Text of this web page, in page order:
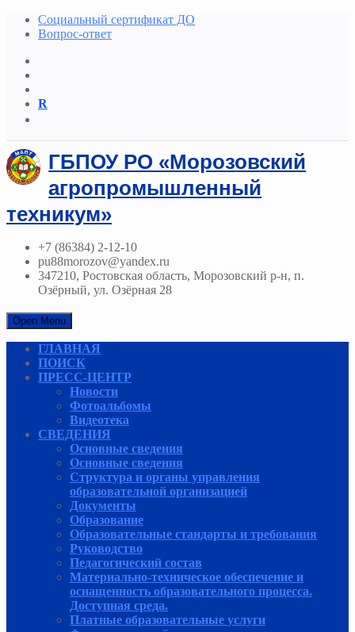
Социальный сертификат ДО
Вопрос-ответ
R
ГБПОУ РО «Морозовский
агропромышленный
техникум»
+7 (86384) 2-12-10
pu88morozov@yandex.ru
347210, Ростовская область, Морозовский р-н, п.
Озёрный, ул. Озёрная 28
Open Menu
ГЛАВНАЯ
ПОИСК
ПРЕСС-ЦЕНТР
Новости
Фотоальбомы
Видеотека
СВЕДЕНИЯ
Основные сведения
Основные сведения
Структура и органы управления
образовательной организацией
Документы
Образование
Образовательные стандарты и требования
Руководcтво
Педагогический состав
Материально-техническое обеспечение и
оснащенность образовательного процесса.
Доступная среда.
Платные образовательные услуги